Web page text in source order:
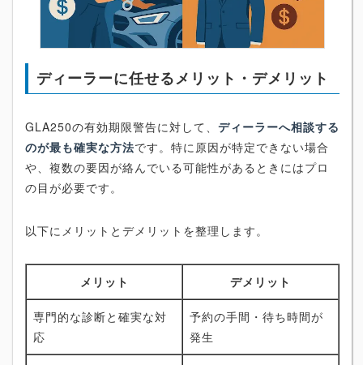
ディーラーに任せるメリット・デメリット
GLA250の有効期限警告に対して、 ディーラーへ相談する
のが最も確実な方法です。特に原因が特定できない場合
や、複数の要因が絡んでいる可能性があるときにはプロ
の目が必要です。
以下にメリットとデメリットを整理します。
メリット デメリット
専門的な診断と確実な対
応
予約の手間・待ち時間が
発生